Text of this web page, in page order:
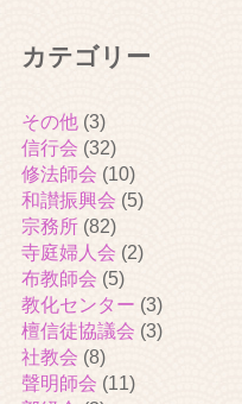
カテゴリー
その他(3)
信行会 (32)
修法師会 (10)
和讃振興会 (5)
宗務所(82)
寺庭婦人会 (2)
布教師会 (5)
教化センター (3)
檀信徒協議会 (3)
社教会 (8)
聲明師会 (11)